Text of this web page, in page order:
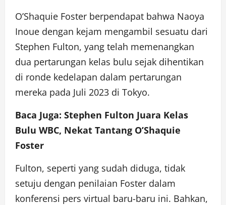
O’Shaquie Foster berpendapat bahwa Naoya
Inoue dengan kejam mengambil sesuatu dari
Stephen Fulton, yang telah memenangkan
dua pertarungan kelas bulu sejak dihentikan
di ronde kedelapan dalam pertarungan
mereka pada Juli 2023 di Tokyo.
Baca Juga: Stephen Fulton Juara Kelas
Bulu WBC, Nekat Tantang O’Shaquie
Foster
Fulton, seperti yang sudah diduga, tidak
setuju dengan penilaian Foster dalam
konferensi pers virtual baru-baru ini. Bahkan,